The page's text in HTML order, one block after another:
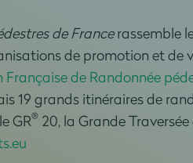
de Francerassemble
de promotion et de
Française de Randonnée
19 grands itinéraires de
GR®20, la Grande